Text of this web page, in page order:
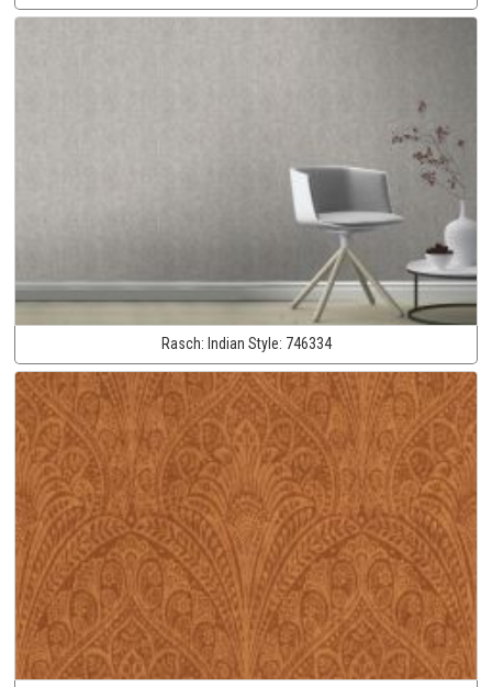
Rasch: Indian Style: 746334